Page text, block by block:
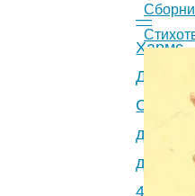
—
Хармс
Д.И.
Стихи
для
детей.
4.1